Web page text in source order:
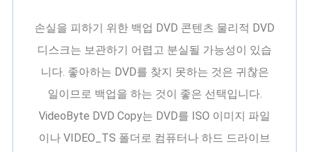
손실을 피하기 위한 백업 DVD 콘텐츠 물리적 DVD
디스크는 보관하기 어렵고 분실될 가능성이 있습
니다. 좋아하는 DVD를 찾지 못하는 것은 귀찮은
일이므로 백업을 하는 것이 좋은 선택입니다.
VideoByte DVD Copy는 DVD를 ISO 이미지 파일
이나 VIDEO_TS 폴더로 컴퓨터나 하드 드라이브